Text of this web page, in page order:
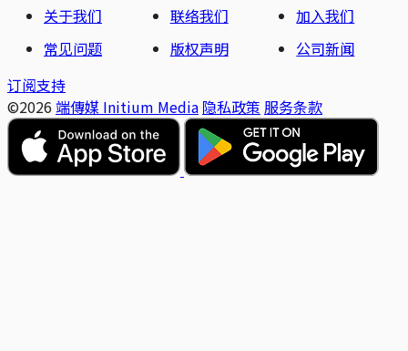
关于我们
联络我们
加入我们
常见问题
版权声明
公司新闻
订阅支持
©2026 端傳媒 Initium Media 隐私政策 服务条款